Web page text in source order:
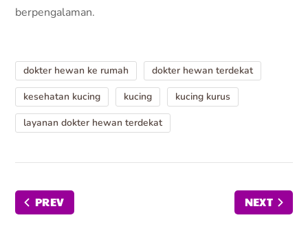
berpengalaman.
dokter hewan ke rumah
dokter hewan terdekat
kesehatan kucing
kucing
kucing kurus
layanan dokter hewan terdekat
PREV NEXT